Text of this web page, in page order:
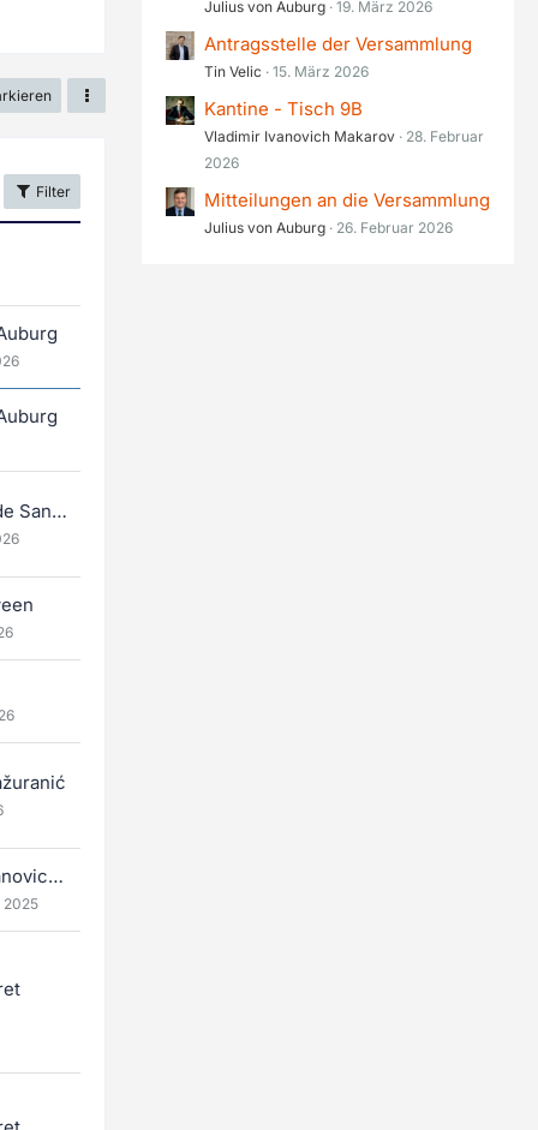
Filter
República de San Cristóbal
Vladimir Ivanovich Makarov
2025
Julius von Auburg 19. März 2026
Antragsstelle der Versammlung
Tin Velic 15. März 2026
Kantine - Tisch 9B
Vladimir Ivanovich Makarov
28. Februar
2026
Mitteilungen an die Versammlung
Julius von Auburg 26. Februar 2026